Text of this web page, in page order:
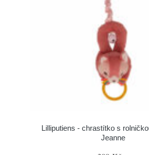
Lilliputiens - chrastítko s
Jeanne